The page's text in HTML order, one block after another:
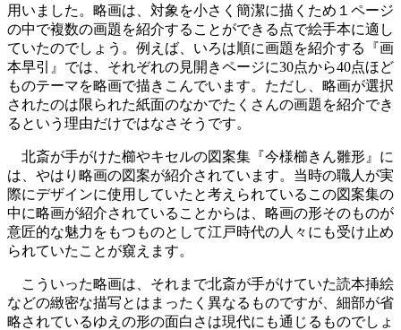
用いました。略画は、対象を小さく簡潔に描くため１ページ
の中で複数の画題を紹介することができる点で絵手本に適し
ていたのでしょう。例えば、いろは順に画題を紹介する『画
本早引』では、それぞれの見開きページに30点から40点ほど
ものテーマを略画で描きこんでいます。ただし、略画が選択
されたのは限られた紙面のなかでたくさんの画題を紹介でき
るという理由だけではなさそうです。
北斎が手がけた櫛やキセルの図案集『今様櫛きん雛形』に
は、やはり略画の図案が紹介されています。当時の職人が実
際にデザインに使用していたと考えられているこの図案集の
中に略画が紹介されていることからは、略画の形そのものが
意匠的な魅力をもつものとして江戸時代の人々にも受け止め
られていたことが窺えます。
こういった略画は、それまで北斎が手がけていた読本挿絵
などの緻密な描写とはまったく異なるものですが、細部が省
略されているゆえの形の面白さは現代にも通じるものでしょ